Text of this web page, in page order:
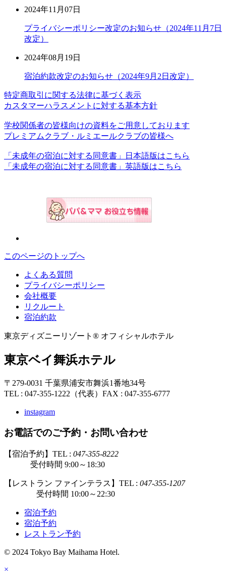
2024年11月07日
プライバシーポリシー改定のお知らせ（2024年11月7日
改定）
2024年08月19日
宿泊約款改定のお知らせ（2024年9月2日改定）
特定商取引に関する法律に基づく表示
カスタマーハラスメントに対する基本方針
学校関係者の皆様向けの資料をご用意しております
プレミアムクラブ・ルミエールクラブの皆様へ
「未成年の宿泊に対する同意書」日本語版はこちら
「未成年の宿泊に対する同意書」英語版はこちら
このページのトップへ
よくある質問
プライバシーポリシー
会社概要
リクルート
宿泊約款
東京ディズニーリゾート® オフィシャルホテル
東京ベイ舞浜ホテル
〒279-0031 千葉県浦安市舞浜1番地34号
TEL : 047-355-1222（代表） FAX : 047-355-6777
instagram
お電話でのご予約・お問い合わせ
【宿泊予約】TEL : 047-355-8222
受付時間 9:00～18:30
【レストラン ファインテラス】TEL : 047-355-1207
受付時間 10:00～22:30
宿泊予約
宿泊予約
レストラン予約
© 2024 Tokyo Bay Maihama Hotel.
×